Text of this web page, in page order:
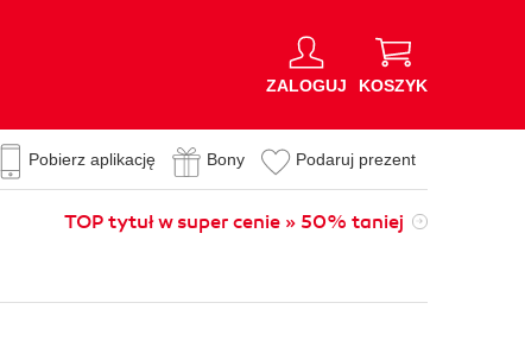
ZALOGUJ KOSZYK
Pobierz aplikację Bony Podaruj prezent
TOP tytuł w super cenie » 50% taniej